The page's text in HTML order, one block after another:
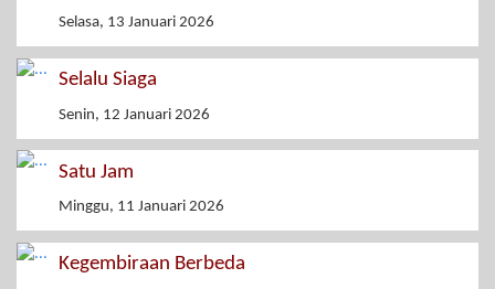
Selasa, 13 Januari 2026
Selalu Siaga
Senin, 12 Januari 2026
Satu Jam
Minggu, 11 Januari 2026
Kegembiraan Berbeda